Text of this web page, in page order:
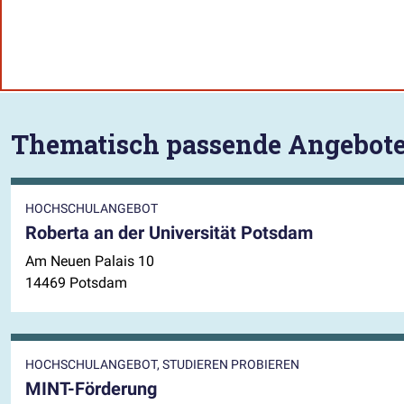
Thematisch passende
HOCHSCHULANGEBOT
Roberta an der Universität Potsdam
Am Neuen Palais 10
14469 Potsdam
HOCHSCHULANGEBOT, STUDIEREN PROBIEREN
MINT-Förderung